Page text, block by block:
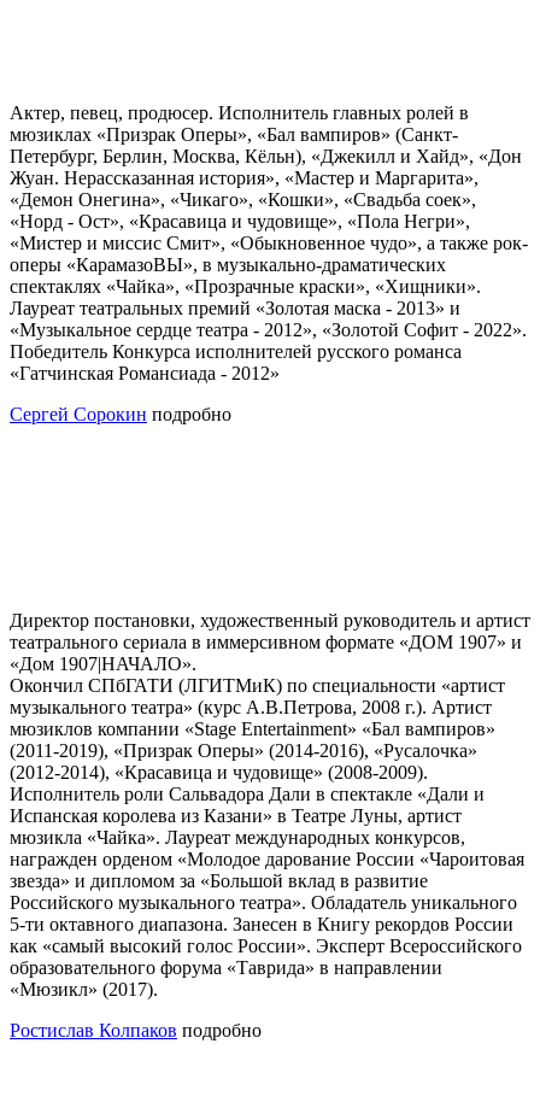
Актер, певец, продюсер. Исполнитель главных ролей в
мюзиклах «Призрак Оперы», «Бал вампиров» (Санкт-
Петербург, Берлин, Москва, Кёльн), «Джекилл и Хайд», «Дон
Жуан. Нерассказанная история», «Мастер и Маргарита»,
«Демон Онегина», «Чикаго», «Кошки», «Свадьба соек»,
«Норд - Ост», «Красавица и чудовище», «Пола Негри»,
«Мистер и миссис Смит», «Обыкновенное чудо», а также рок-
оперы «КарамазоВЫ», в музыкально-драматических
спектаклях «Чайка», «Прозрачные краски», «Хищники».
Лауреат театральных премий «Золотая маска - 2013» и
«Музыкальное сердце театра - 2012», «Золотой Софит - 2022».
Победитель Конкурса исполнителей русского романса
«Гатчинская Романсиада - 2012»
Сергей Сорокин подробно
Директор постановки, художественный руководитель и артист
театрального сериала в иммерсивном формате «ДОМ 1907» и
«Дом 1907|НАЧАЛО».
Окончил СПбГАТИ (ЛГИТМиК) по специальности «артист
музыкального театра» (курс А.В.Петрова, 2008 г.). Артист
мюзиклов компании «Stage Entertainment» «Бал вампиров»
(2011-2019), «Призрак Оперы» (2014-2016), «Русалочка»
(2012-2014), «Красавица и чудовище» (2008-2009).
Исполнитель роли Сальвадора Дали в спектакле «Дали и
Испанская королева из Казани» в Театре Луны, артист
мюзикла «Чайка». Лауреат международных конкурсов,
награжден орденом «Молодое дарование России «Чароитовая
звезда» и дипломом за «Большой вклад в развитие
Российского музыкального театра». Обладатель уникального
5-ти октавного диапазона. Занесен в Книгу рекордов России
как «самый высокий голос России». Эксперт Всероссийского
образовательного форума «Таврида» в направлении
«Мюзикл» (2017).
Ростислав Колпаков подробно